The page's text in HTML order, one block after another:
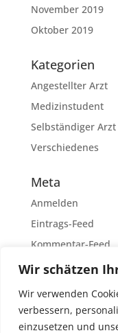
Wir schätzen
Wir verwenden
verbessern,
einzusetzen und
November 2019
Oktober 2019
Kategorien
Angestellter Arzt
Medizinstudent
Selbständiger Arzt
Verschiedenes
Meta
Anmelden
Eintrags-Feed
Kommentar-Feed
WordPress.org